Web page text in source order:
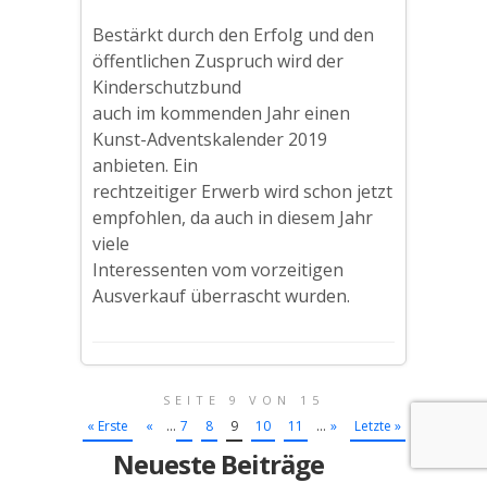
Bestärkt durch den Erfolg und den
öffentlichen Zuspruch wird der
Kinderschutzbund
auch im kommenden Jahr einen
Kunst-Adventskalender 2019
anbieten. Ein
rechtzeitiger Erwerb wird schon jetzt
empfohlen, da auch in diesem Jahr
viele
Interessenten vom vorzeitigen
Ausverkauf überrascht wurden.
SEITE 9 VON 15
« Erste « ... 7 8 9 10 11 ... » Letzte »
Neueste Beiträge